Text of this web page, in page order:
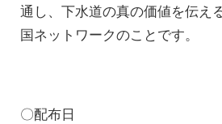
通し、下水道の真の価値を伝え
国ネットワークのことです。
〇配布日